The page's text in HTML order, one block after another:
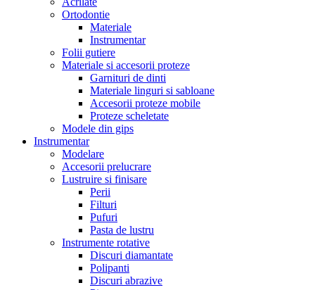
Ortodontie
Materiale
Instrumentar
Folii gutiere
Materiale si accesorii proteze
Garnituri de dinti
Materiale linguri si sabloane
Accesorii proteze mobile
Proteze scheletate
Modele din gips
Instrumentar
Modelare
Accesorii prelucrare
Lustruire si finisare
Perii
Filturi
Pufuri
Pasta de lustru
Instrumente rotative
Discuri diamantate
Polipanti
Discuri abrazive